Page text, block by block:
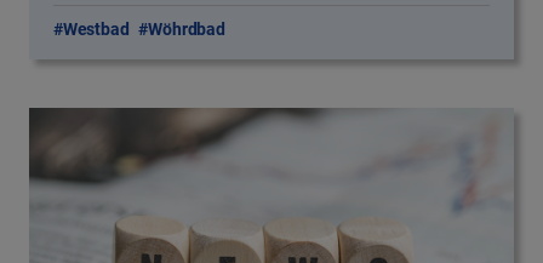
#Westbad #Wöhrdbad